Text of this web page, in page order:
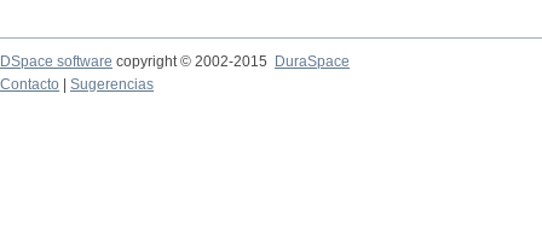
DSpace software copyright © 2002-2015
DuraSpace
Contacto
Sugerencias